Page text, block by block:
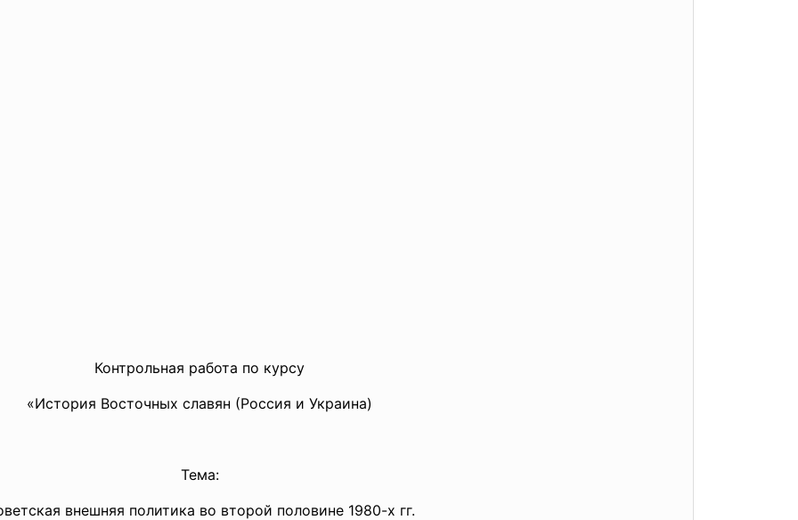
Контрольная работа по курсу
«История Восточных славян (Россия и Украина)
Тема:
внешняя политика во второй половине 1980-х гг.